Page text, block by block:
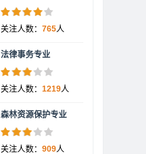
关注人数： 765人
法律事务专业
关注人数： 1219人
森林资源保护专业
关注人数： 909人